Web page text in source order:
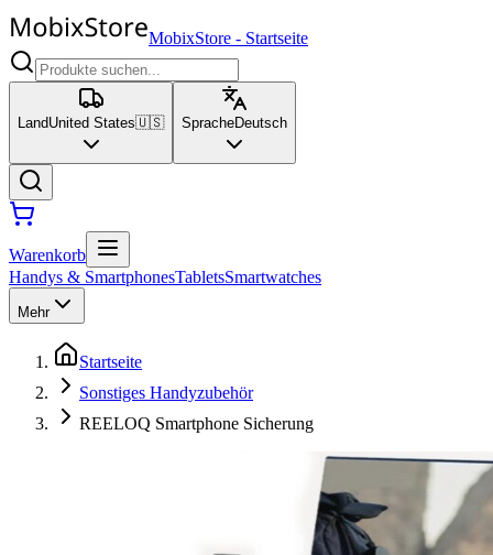
MobixStore - Startseite
LandUnited States🇺🇸 SpracheDeutsch
Warenkorb
Handys & SmartphonesTabletsSmartwatches
Mehr
Startseite
Sonstiges Handyzubehör
REELOQ Smartphone Sicherung